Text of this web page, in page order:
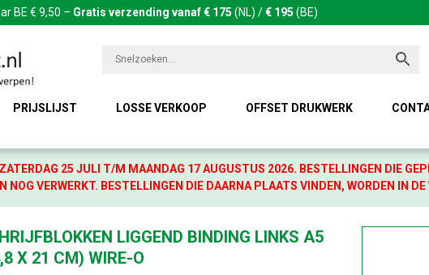
BE € 9,50 – Gratis verzending vanaf € 175 (NL) /€ 195 (BE)
PRIJSLIJST LOSSE VERKOOP OFFSET DRUKWERK
25 JULI T/M MAANDAG 17 AUGUSTUS 2026. BESTELLINGEN DIE
NOG VERWERKT. BESTELLINGEN DIE DAARNA PLAATS VINDEN, WORDEN IN
LIGGEND BINDING LINKS A5
X 21 CM) WIRE-O